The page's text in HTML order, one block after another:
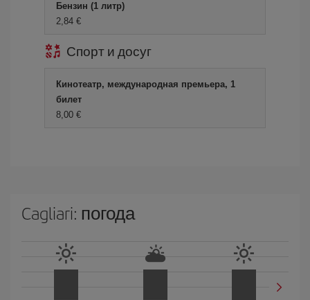
Бензин (1 литр)
2,84 €
Спорт и досуг
Кинотеатр, международная премьера, 1
билет
8,00 €
Cagliari: погода